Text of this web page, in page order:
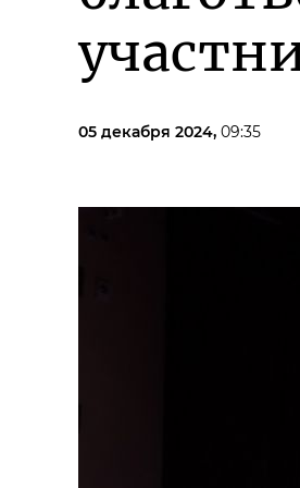
05 декабря 2024, 09:35